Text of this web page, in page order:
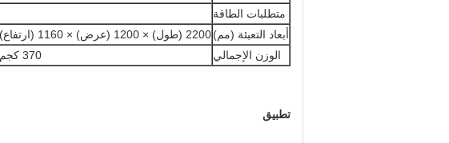
متطلبات الطاقة
أبعاد التعبئة (مم)2200 (طول) × 1200 (عرض) × 1160 (ارتفاع)
الوزن الإجمالي
370 كجم
تطبيق